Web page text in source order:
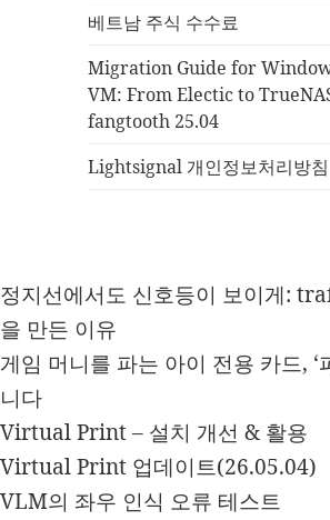
베트남 주식 수수료
Migration Guide for
VM: From Electic to
fangtooth 25.04
Lightsignal 개인정보처리방침
정지선에서도 신호등이 보이게:
을 만든 이유
게임 머니를 파는 아이 전용 카드, ‘
니다
Virtual Print – 설치 개선 & 활용
Virtual Print 업데이트(26.05.04)
VLM의 좌우 인식 오류 테스트